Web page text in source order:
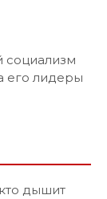
социализм
его лидеры
дышит